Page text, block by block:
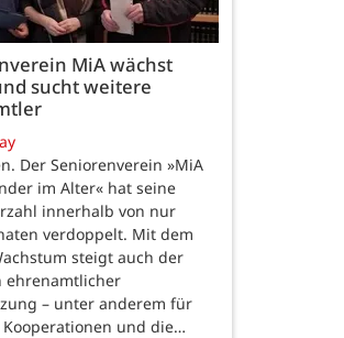
MiA wächst
sucht weitere
Der Seniorenverein »MiA
im Alter« hat seine
innerhalb von nur
verdoppelt. Mit dem
steigt auch der
ehrenamtlicher
– unter anderem für
und die…